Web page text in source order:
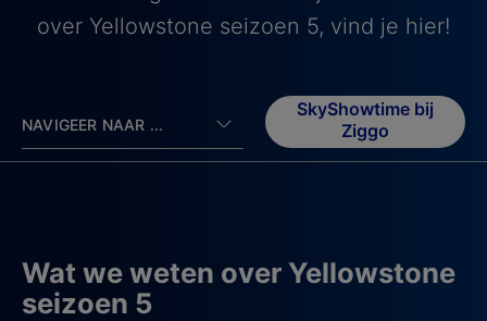
over Yellowstone seizoen 5, vind je hier!
NAVIGEER NAAR ...
SkyShowtime bij
Ziggo
Wat we weten over Yellowstone
seizoen 5